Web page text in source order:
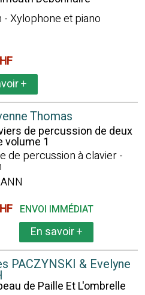
- Xylophone et piano
+
Thomas
de percussion de deux
volume 1
de percussion à clavier -
ENVOI IMMÉDIAT
En savoir+
PACZYNSKI & Evelyne
de Paille Et L'ombrelle